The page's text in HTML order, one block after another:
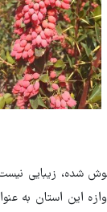
شده، زیبایی
این استان به